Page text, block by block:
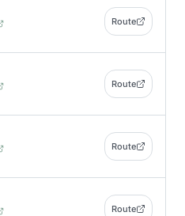
Route
Route
Route
Route